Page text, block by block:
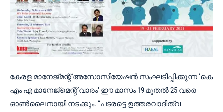
കേരള മാനേജ്‌മന്റ് അസോസിയേഷൻ സംഘടിപ്പിക്കുന്ന ‘കെ
എം എ മാനേജ്‌മെന്റ് വാരം’ ഈ മാസം 19 മുതൽ 25 വരെ
ഓൺലൈനായി നടക്കും. “പടരട്ടെ ഉത്തരവാദിത്വ